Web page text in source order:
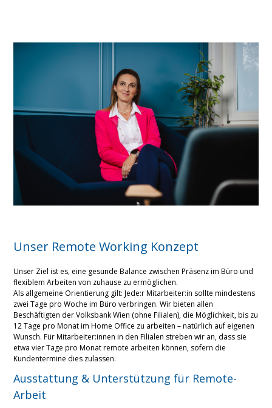
Unser Remote Working Konzept
Unser Ziel ist es, eine gesunde Balance zwischen Präsenz im Büro und
flexiblem Arbeiten von zuhause zu ermöglichen.
Als allgemeine Orientierung gilt: Jede:r Mitarbeiter:in sollte mindestens
zwei Tage pro Woche im Büro verbringen. Wir bieten allen
Beschäftigten der Volksbank Wien (ohne Filialen), die Möglichkeit, bis zu
12 Tage pro Monat im Home Office zu arbeiten – natürlich auf eigenen
Wunsch. Für Mitarbeiter:innen in den Filialen streben wir an, dass sie
etwa vier Tage pro Monat remote arbeiten können, sofern die
Kundentermine dies zulassen.
Ausstattung & Unterstützung für Remote-
Arbeit